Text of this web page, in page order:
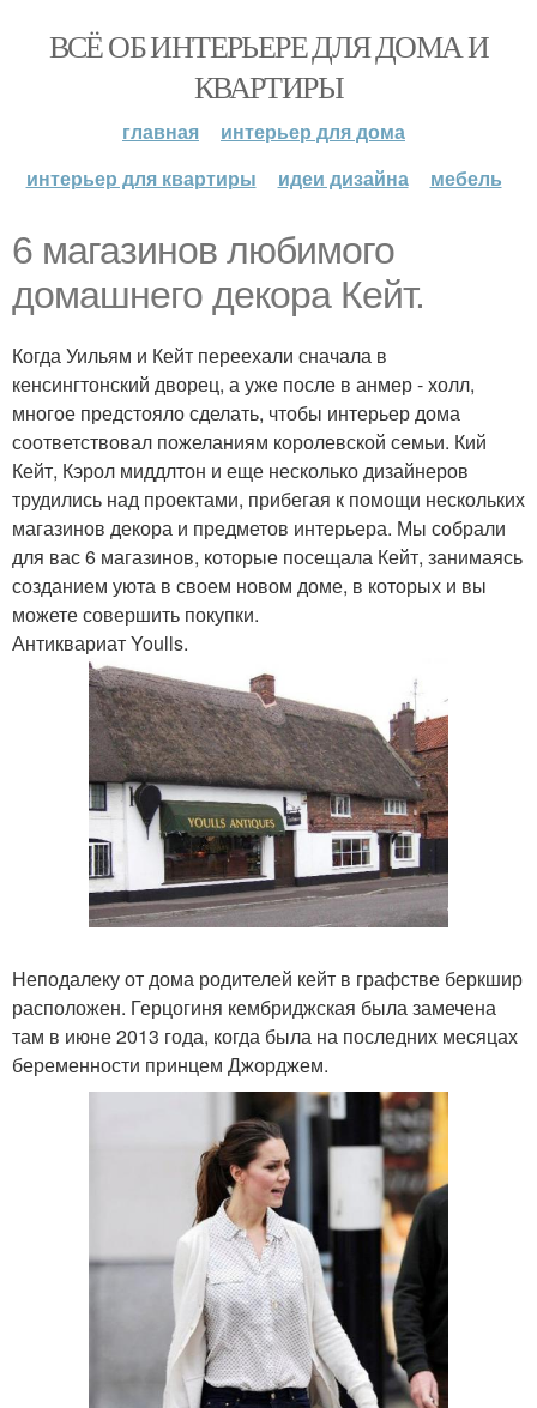
ВСЁ ОБ ИНТЕРЬЕРЕ ДЛЯ ДОМА И
КВАРТИРЫ
главная
интерьер для дома
интерьер для квартиры
идеи дизайна мебель
6 магазинов любимого
домашнего декора Кейт.
Когда Уильям и Кейт переехали сначала в
кенсингтонский дворец, а уже после в анмер - холл,
многое предстояло сделать, чтобы интерьер дома
соответствовал пожеланиям королевской семьи. Кий
Кейт, Кэрол миддлтон и еще несколько дизайнеров
трудились над проектами, прибегая к помощи нескольких
магазинов декора и предметов интерьера. Мы собрали
для вас 6 магазинов, которые посещала Кейт, занимаясь
созданием уюта в своем новом доме, в которых и вы
можете совершить покупки.
Антиквариат Youlls.
Неподалеку от дома родителей кейт в графстве беркшир
расположен. Герцогиня кембриджская была замечена
там в июне 2013 года, когда была на последних месяцах
беременности принцем Джорджем.